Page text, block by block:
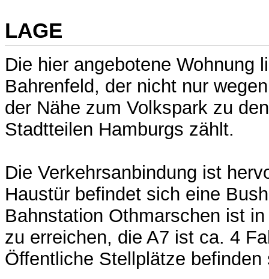
LAGE
Die hier angebotene Wohnung
Bahrenfeld, der nicht nur
der Nähe zum Volkspark zu
Stadtteilen Hamburgs zählt.
Die Verkehrsanbindung ist
Haustür befindet sich eine
Bahnstation Othmarschen ist
zu erreichen, die A7 ist ca. 4
Öffentliche Stellplätze